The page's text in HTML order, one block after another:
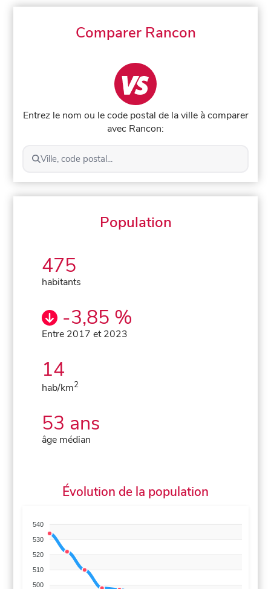
Comparer Rancon
Entrez le nom ou le code postal de la ville à comparer
avec Rancon:
Ville, code postal...
Population
475
habitants
-3,85 %
Entre 2017 et 2023
14
hab/km2
53 ans
âge médian
Évolution de la population
540
530
520
510
500